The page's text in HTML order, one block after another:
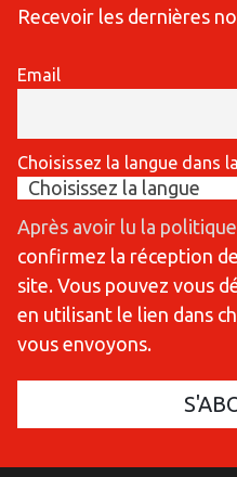
Recevoir les dernières
Email
Choisissez la langue dans
Après avoir lu la
confirmez la réception
site. Vous pouvez vous
en utilisant le lien dans
vous envoyons.